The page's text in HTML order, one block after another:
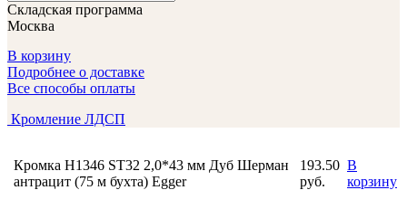
Складская программа
Москва
В корзину
Подробнее о доставке
Все способы оплаты
Кромление ЛДСП
Кромка H1346 ST32 2,0*43 мм Дуб Шерман
антрацит (75 м бухта) Egger
193.50
руб.
В
корзину